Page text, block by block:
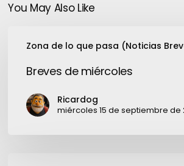
You May Also Like
Zona de lo que pasa (Noticias
Breves de miércoles
Ricardog
miércoles 15 de septiembre de